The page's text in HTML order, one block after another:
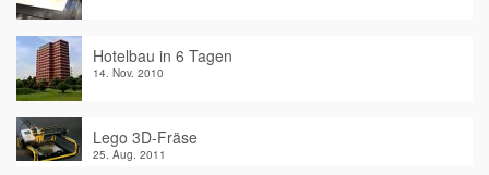
Hotelbau in 6 Tagen
14. Nov. 2010
Lego 3D-Fräse
25. Aug. 2011